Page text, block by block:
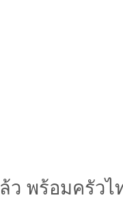
ว พร้อมครัวไ